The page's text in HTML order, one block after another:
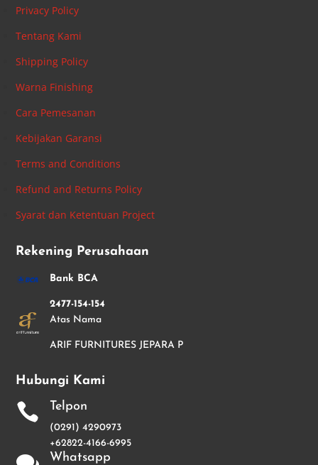
Privacy Policy
Tentang Kami
Shipping Policy
Warna Finishing
Cara Pemesanan
Kebijakan Garansi
Terms and Conditions
Refund and Returns Policy
Syarat dan Ketentuan Project
Rekening Perusahaan
Bank BCA
2477-154-154
Atas Nama
ARIF FURNITURES JEPARA P
Hubungi Kami
 Telpon
(0291) 4290973
+62822-4166-6995
Whatsapp